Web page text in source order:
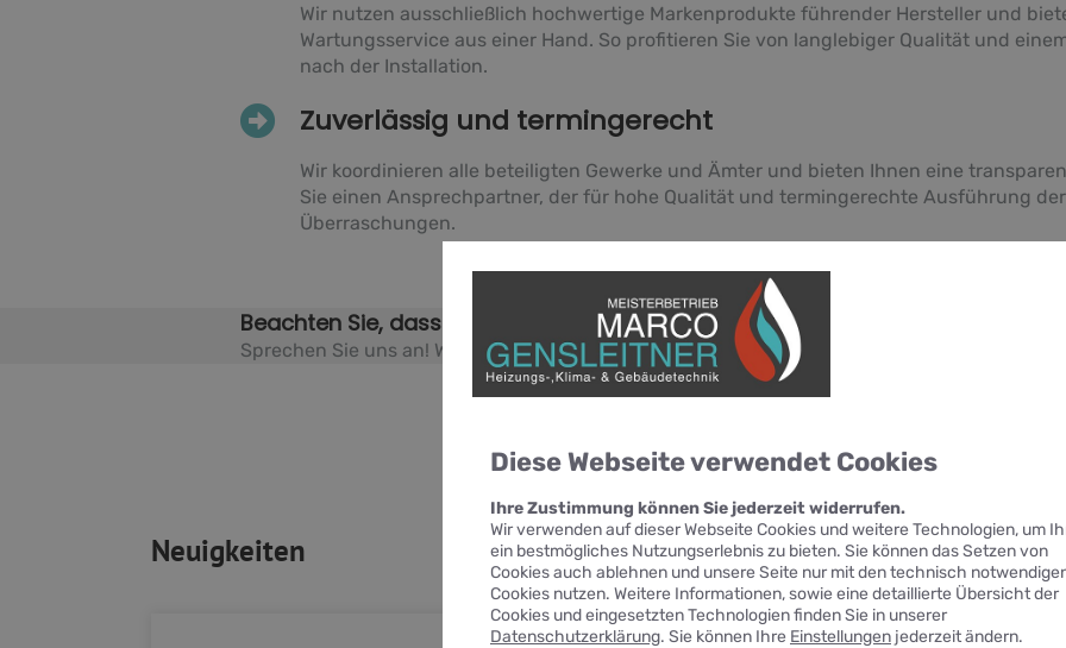
Wir nutzen ausschließlich hochwertige Markenprodukte führender Hersteller und
Wartungsservice aus einer Hand. So profitieren Sie von langlebiger Qualität und
nach der Installation.
Zuverlässig und termingerecht
Wir koordinieren alle beteiligten Gewerke und Ämter und bieten Ihnen eine
Sie einen Ansprechpartner, der für hohe Qualität und termingerechte Ausführung
Überraschungen.
Beachten Sie, dass es eventuell Fördermöglichkeiten gibt.
Sprechen Sie uns an! Wir informieren Sie.
Neuigkeiten
Diese Webseite verwendet Cookies
Ihre Zustimmung können Sie jederzeit widerrufen.
Wir verwenden auf dieser Webseite Cookies und weitere Technologien, um
ein bestmögliches Nutzungserlebnis zu bieten. Sie können das Setzen von
Cookies auch ablehnen und unsere Seite nur mit den technisch
Cookies nutzen. Weitere Informationen, sowie eine detaillierte Übersicht der
Cookies und eingesetzten Technologien finden Sie in unserer
Datenschutzerklärung. Sie können Ihre Einstellungen jederzeit ändern.